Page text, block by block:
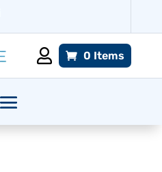
 0 Items